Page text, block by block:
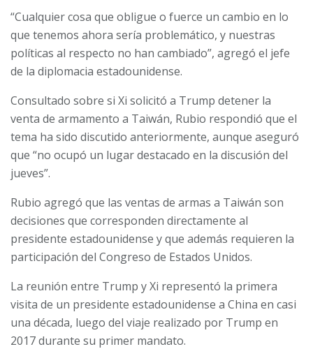
“Cualquier cosa que obligue o fuerce un cambio en lo
que tenemos ahora sería problemático, y nuestras
políticas al respecto no han cambiado”, agregó el jefe
de la diplomacia estadounidense.
Consultado sobre si Xi solicitó a Trump detener la
venta de armamento a Taiwán, Rubio respondió que el
tema ha sido discutido anteriormente, aunque aseguró
que “no ocupó un lugar destacado en la discusión del
jueves”.
Rubio agregó que las ventas de armas a Taiwán son
decisiones que corresponden directamente al
presidente estadounidense y que además requieren la
participación del Congreso de Estados Unidos.
La reunión entre Trump y Xi representó la primera
visita de un presidente estadounidense a China en casi
una década, luego del viaje realizado por Trump en
2017 durante su primer mandato.